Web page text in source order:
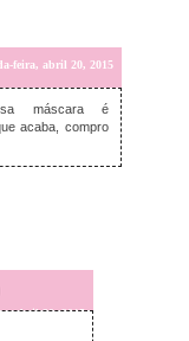
feira, abril 20, 2015
máscara é
acaba, compro
abril 20, 2015